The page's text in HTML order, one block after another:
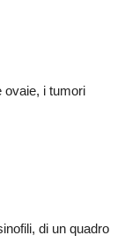
ovaie, i tumori
di un quadro